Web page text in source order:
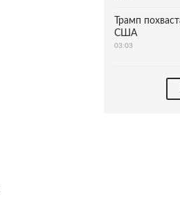
Трамп
США
03:03